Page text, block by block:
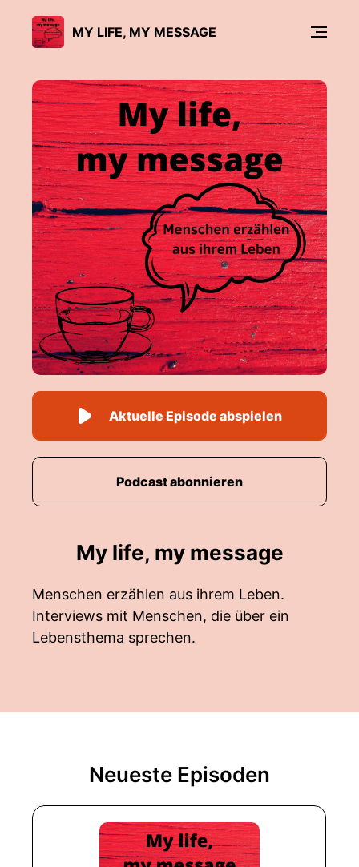
MY LIFE, MY MESSAGE
My life, my message
Menschen erzählen aus ihrem Leben.
Interviews mit Menschen, die über ein
Lebensthema sprechen.
Aktuelle Episode abspielen
Podcast abonnieren
Neueste Episoden